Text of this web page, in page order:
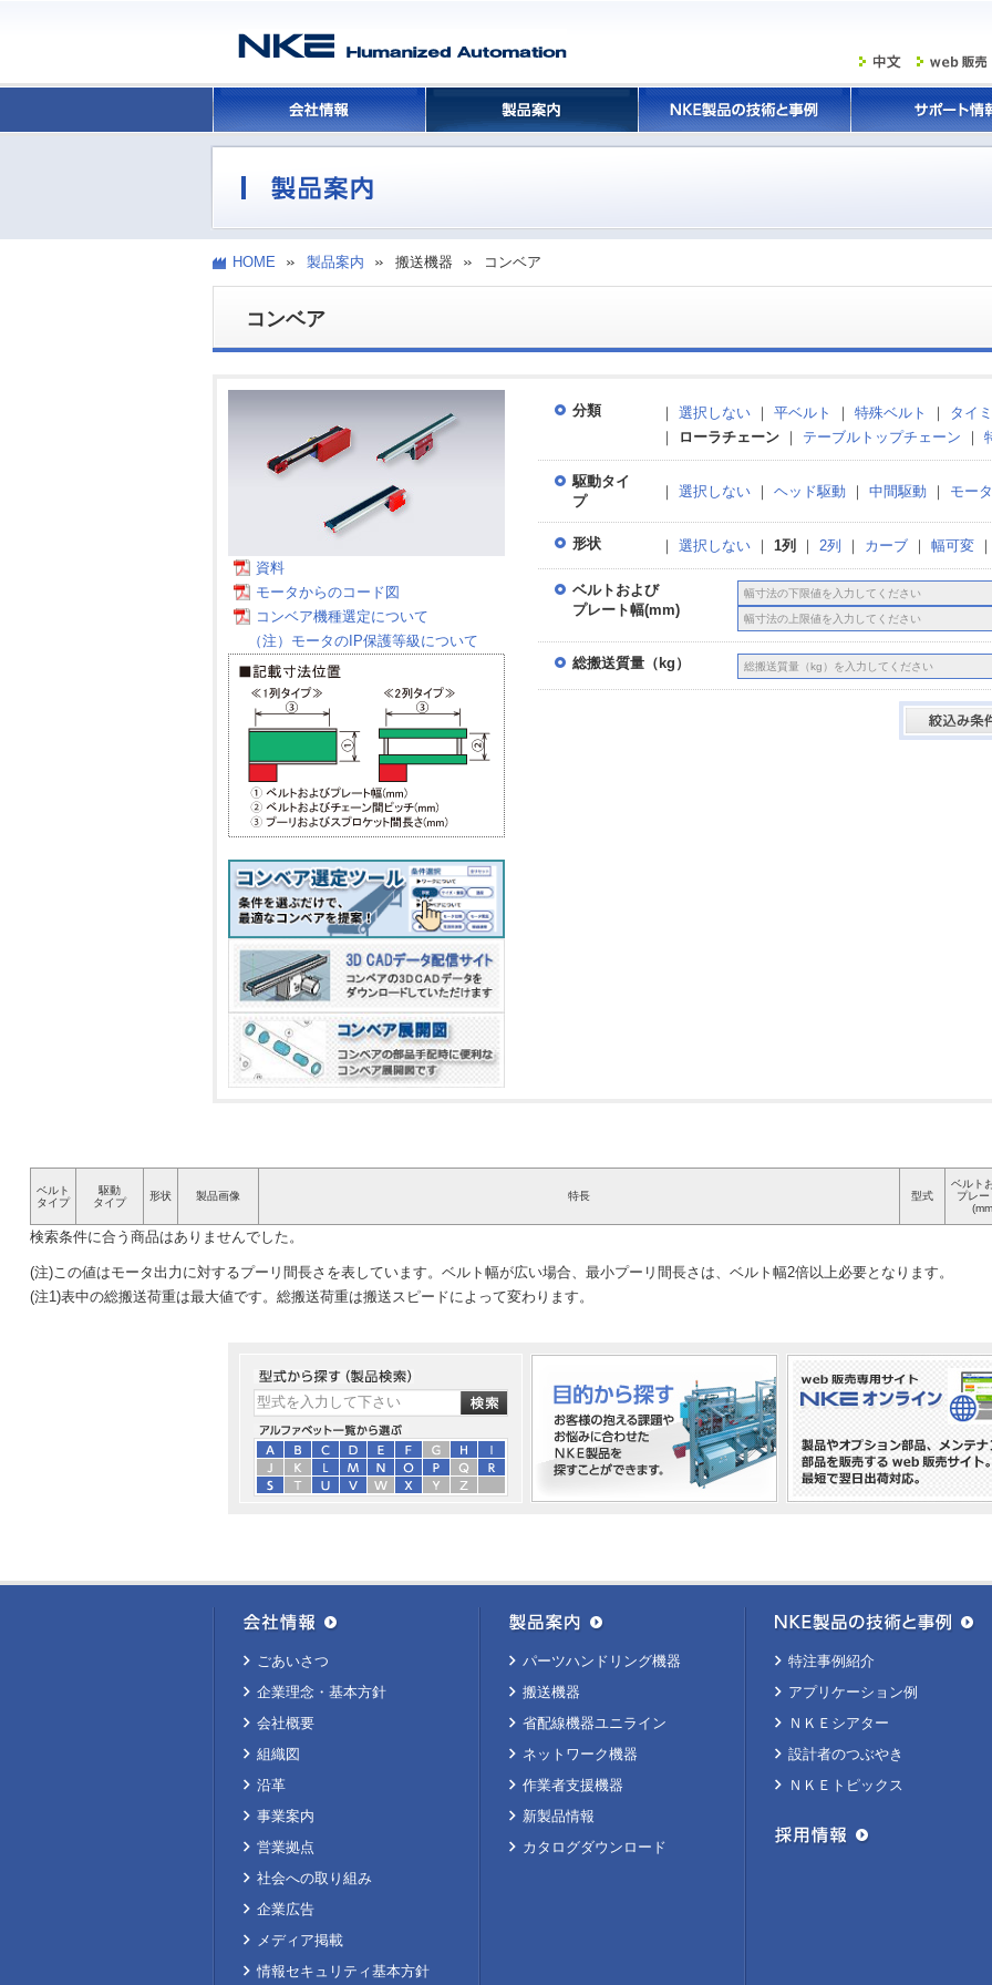
HOME 製品案内 搬送機器 コンベア
コンベア
資料
モータからのコード図
コンベア機種選定について
（注）モータのIP保護等級について
分類 ｜ 選択しない｜ 平ベルト ｜ 特殊ベルト ｜ タイ
｜
ローラチェーン｜ テーブルトップチェーン ｜
駆動タイ
プ
｜ 選択しない｜ ヘッド駆動 ｜ 中間駆動 ｜ モー
形状 ｜ 選択しない｜ 1列 ｜ 2列 ｜ カーブ｜ 幅可変｜
ベルトおよび
プレート幅(mm)
総搬送質量（kg）
ベルト
タイプ
駆動
タイプ
形状 製品画像 特長 型式
ベルト
プレ
検索条件に合う商品はありませんでした。
(注)この値はモータ出力に対するプーリ間長さを表しています。ベルト幅が広い場合、最小プーリ間長さは、ベルト幅2倍以上必要となります。
(注1)表中の総搬送荷重は最大値です。総搬送荷重は搬送スピードによって変わります。
ごあいさつ
企業理念・基本方針
会社概要
組織図
沿革
事業案内
営業拠点
社会への取り組み
企業広告
メディア掲載
情報セキュリティ基本方針
パーツハンドリング機器
搬送機器
省配線機器ユニライン
ネットワーク機器
作業者支援機器
新製品情報
カタログダウンロード
特注事例紹介
アプリケーション例
ＮＫＥシアター
設計者のつぶやき
ＮＫＥトピックス